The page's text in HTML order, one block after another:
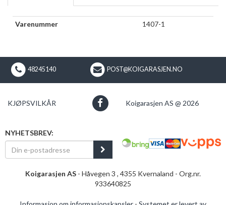
Varenummer 1407-1
48245140 POST@KOIGARASJEN.NO
KJØPSVILKÅR Koigarasjen AS @ 2026
NYHETSBREV:
Koigarasjen AS - Håvegen 3 , 4355 Kvernaland - Org.nr.
933640825